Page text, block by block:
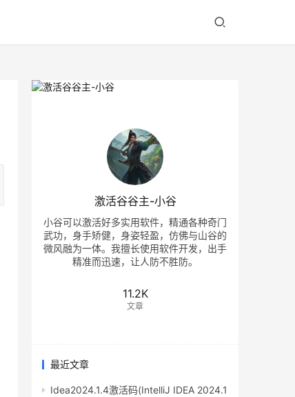
激活谷谷主-小谷
小谷可以激活好多实用软件，精通各种奇门
武功，身手矫健，身姿轻盈，仿佛与山谷的
微风融为一体。我擅长使用软件开发，出手
精准而迅速，让人防不胜防。
11.2K
文章
最近文章
Idea2024.1.4激活码(IntelliJ IDEA 2024.1